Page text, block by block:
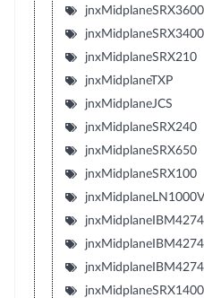
jnxMidplaneSRX3600
jnxMidplaneSRX3400
jnxMidplaneSRX210
jnxMidplaneTXP
jnxMidplaneJCS
jnxMidplaneSRX240
jnxMidplaneSRX650
jnxMidplaneSRX100
jnxMidplaneLN1000V
jnxMidplaneSRX1400